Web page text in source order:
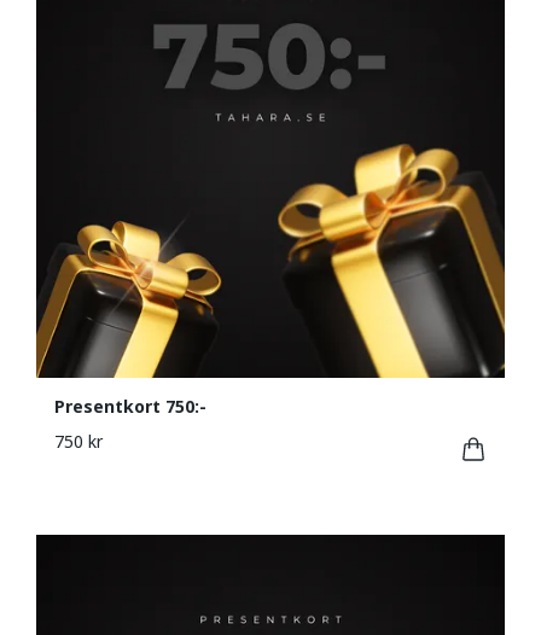
Presentkort 750:-
750 kr